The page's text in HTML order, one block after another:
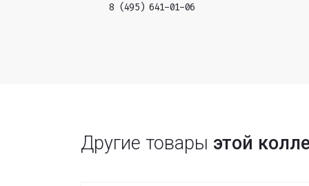
8 (495) 641-01-06
Другие товары этой